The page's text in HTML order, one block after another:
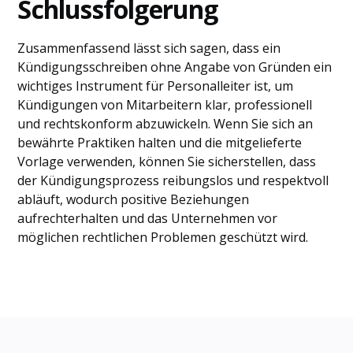
Schlussfolgerung
Zusammenfassend lässt sich sagen, dass ein
Kündigungsschreiben ohne Angabe von Gründen ein
wichtiges Instrument für Personalleiter ist, um
Kündigungen von Mitarbeitern klar, professionell
und rechtskonform abzuwickeln. Wenn Sie sich an
bewährte Praktiken halten und die mitgelieferte
Vorlage verwenden, können Sie sicherstellen, dass
der Kündigungsprozess reibungslos und respektvoll
abläuft, wodurch positive Beziehungen
aufrechterhalten und das Unternehmen vor
möglichen rechtlichen Problemen geschützt wird.